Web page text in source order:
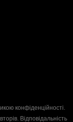
конфіденційності.
Відповідальність